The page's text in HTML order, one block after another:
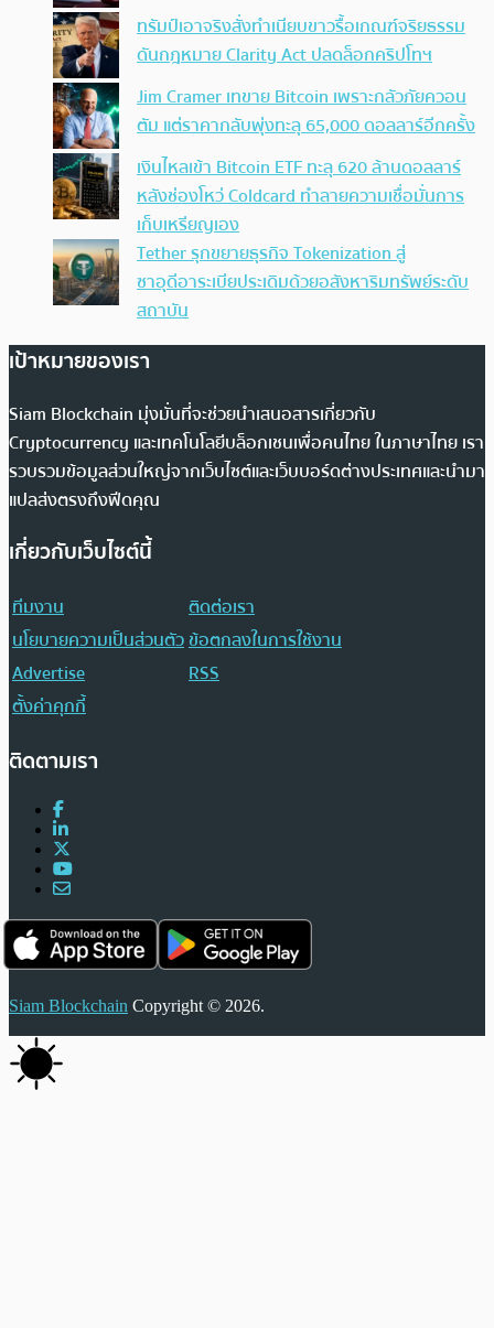
ทรัมป์เอาจริง สั่งทำเนียบขาวรื้อเกณฑ์จริยธรรม
ดันกฎหมาย Clarity Act ปลดล็อกคริปโทฯ
Jim Cramer เทขาย Bitcoin เพราะกลัวภัยควอน
ตัม แต่ราคากลับพุ่งทะลุ 65,000 ดอลลาร์อีกครั้ง
เงินไหลเข้า Bitcoin ETF ทะลุ 620 ล้านดอลลาร์
หลังช่องโหว่ Coldcard ทำลายความเชื่อมั่นการ
เก็บเหรียญเอง
Tether รุกขยายธุรกิจ Tokenization สู่
ซาอุดีอาระเบียประเดิมด้วยอสังหาริมทรัพย์ระดับ
สถาบัน
เป้าหมายของเรา
Siam Blockchain มุ่งมั่นที่จะช่วยนำเสนอสารเกี่ยวกับ
Cryptocurrency และเทคโนโลยีบล็อกเชนเพื่อคนไทย ในภาษาไทย เรา
รวบรวมข้อมูลส่วนใหญ่จากเว็บไซต์และเว็บบอร์ดต่างประเทศและนำมา
แปลส่งตรงถึงฟีดคุณ
เกี่ยวกับเว็บไซต์นี้
ทีมงาน
ติดต่อเรา
นโยบายความเป็นส่วนตัวข้อตกลงในการใช้งาน
Advertise
RSS
ตั้งค่าคุกกี้
ติดตามเรา
Siam Blockchain Copyright © 2026.